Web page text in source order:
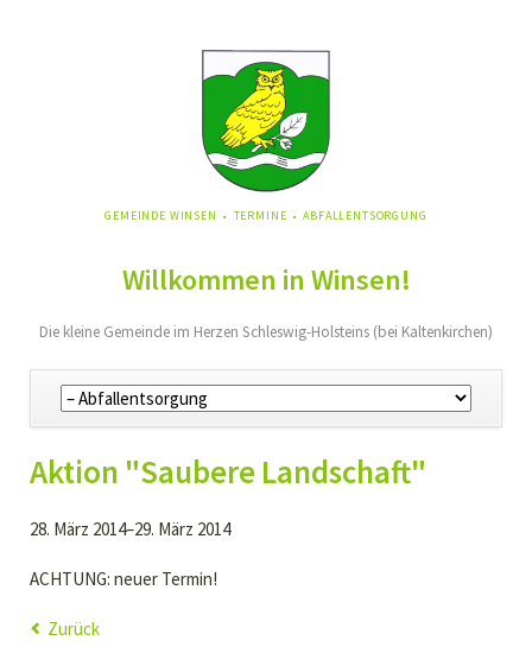
NAVIGATION
GEMEINDE WINSEN TERMINE ABFALLENTSORGUNG
Willkommen in Winsen!
Die kleine Gemeinde im Herzen Schleswig-Holsteins (bei Kaltenkirchen)
Navigation
überspringen
Aktion "Saubere Landschaft"
28. März 2014–29. März 2014
ACHTUNG: neuer Termin!
Zurück